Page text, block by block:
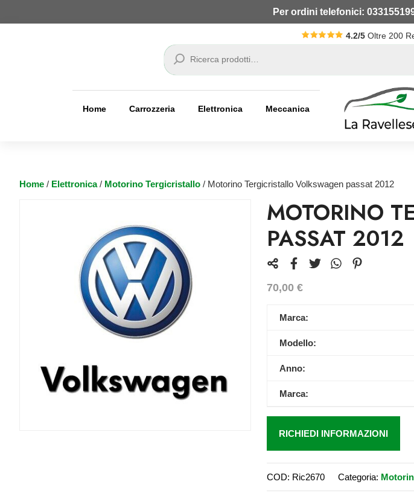
Per ordini telefonici:
4.2/5 Oltre 200
Cerca
Home Carrozzeria Elettronica Meccanica
Home / Elettronica/ Motorino Tergicristallo / Motorino Tergicristallo Volkswagen passat 2012
MOTORINO
PASSAT 2012
70,00 €
Marca:
Modello:
Anno:
Marca:
RICHIEDI INFORMAZIONI
COD: Ric2670 Categoria: